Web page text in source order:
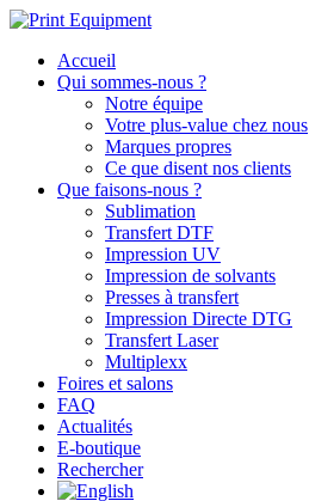
Accueil
Qui sommes-nous ?
Notre équipe
Votre plus-value chez nous
Marques propres
Ce que disent nos clients
Que faisons-nous ?
Sublimation
Transfert DTF
Impression UV
Impression de solvants
Presses à transfert
Impression Directe DTG
Transfert Laser
Multiplexx
Foires et salons
FAQ
Actualités
E-boutique
Rechercher